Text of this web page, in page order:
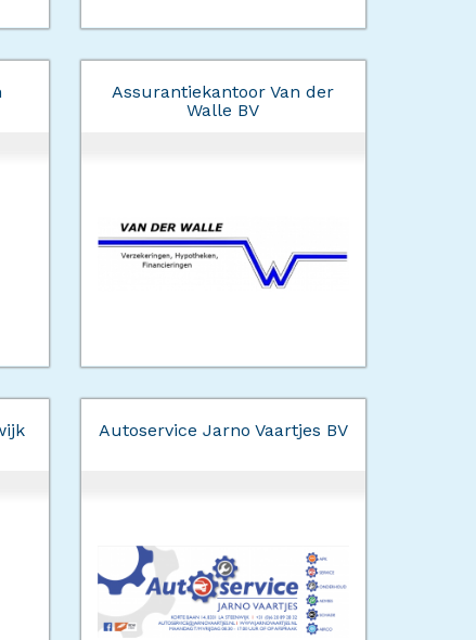
Assurantiekantoor Van der
Walle BV
Autoservice Jarno Vaartjes BV